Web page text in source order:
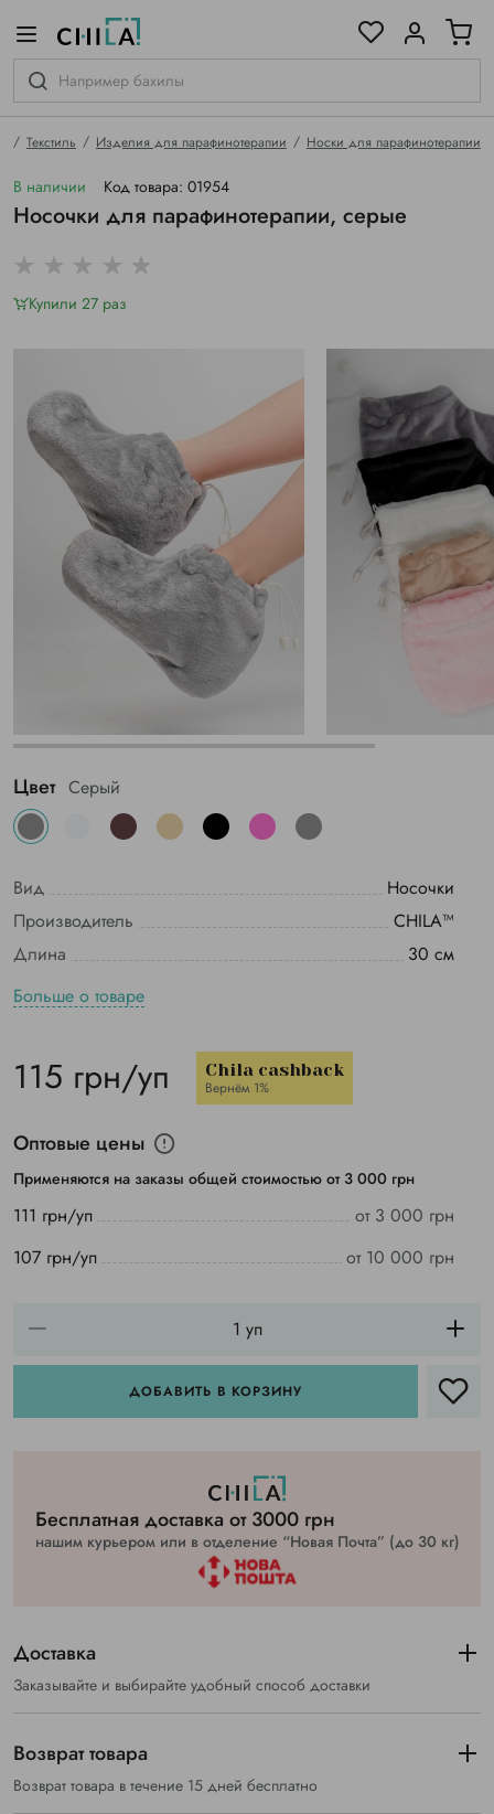
Текстиль Изделия для парафинотерапии Носки для парафинотерапии
В наличии Код товара: 01954
Носочки для парафинотерапии, серые
Купили 27 раз
Цвет Серый
Вид
Носочки
Производитель
CHILA™
Длина
30 см
Больше о товаре
115 грн/уп Chila cashback
Вернём 1%
Оптовые цены
Применяются на заказы общей стоимостью от 3 000 грн
111 грн/уп
от 3 000 грн
107 грн/уп
от 10 000 грн
ДОБАВИТЬ В КОРЗИНУ
Бесплатная доставка от 3000 грн
нашим курьером или в отделение “Новая Почта” (до 30 кг)
Доставка
Заказывайте и выбирайте удобный способ доставки
Возврат товара
Возврат товара в течение 15 дней бесплатно
гамме